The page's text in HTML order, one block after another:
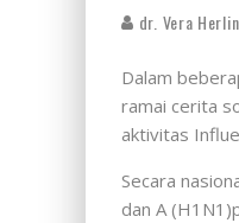
dr. Vera
Dalam
ramai cerita
aktivitas
Secara
dan A